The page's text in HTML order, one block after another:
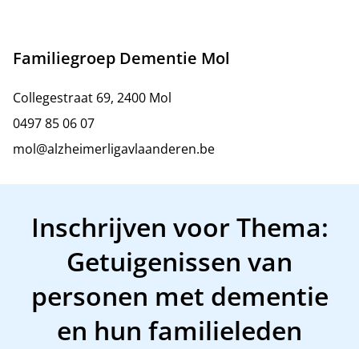
Familiegroep Dementie Mol
Collegestraat 69, 2400 Mol
0497 85 06 07
mol@alzheimerligavlaanderen.be
Inschrijven voor Thema:
Getuigenissen van
personen met dementie
en hun familieleden